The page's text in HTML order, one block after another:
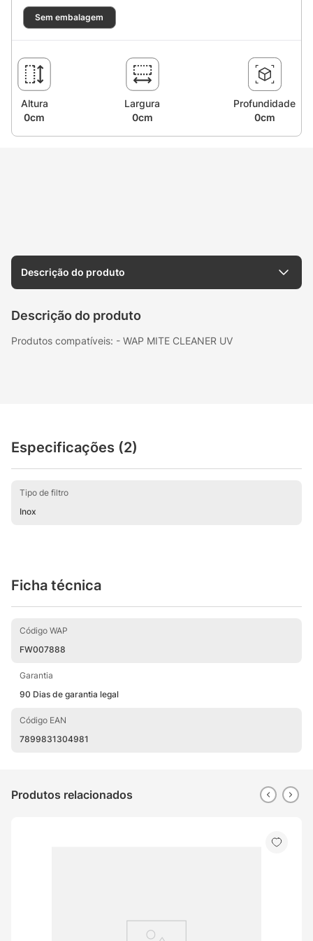
Sem embalagem
Altura
0cm
Largura
0cm
Profundidade
0cm
Descrição do produto
Descrição do produto
Produtos compatíveis: - WAP MITE CLEANER UV
Especificações (2)
Tipo de filtro
Inox
Ficha técnica
Código WAP
FW007888
Garantia
90 Dias de garantia legal
Código EAN
7899831304981
Produtos relacionados